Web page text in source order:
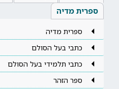
ספרית מדיה
ספרית מדיה
כתבי בעל הסולם
כתבי תלמידי בעל הסולם
ספר הזהר